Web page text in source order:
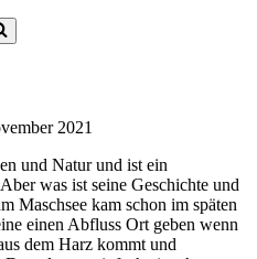
2021
und Natur und ist ein
was ist seine Geschichte und
Maschsee kam schon im späten
einen Abfluss Ort geben wenn
dem Harz kommt und